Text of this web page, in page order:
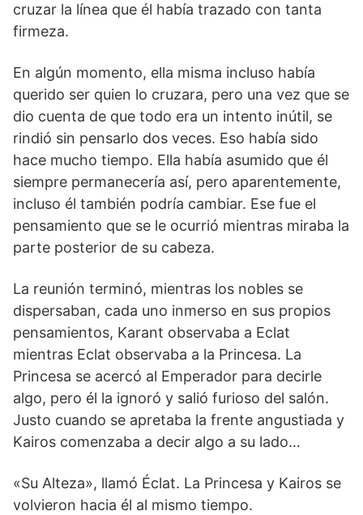
cruzar la línea que él había trazado con tanta
firmeza.
En algún momento, ella misma incluso había
querido ser quien lo cruzara, pero una vez que se
dio cuenta de que todo era un intento inútil, se
rindió sin pensarlo dos veces. Eso había sido
hace mucho tiempo. Ella había asumido que él
siempre permanecería así, pero aparentemente,
incluso él también podría cambiar. Ese fue el
pensamiento que se le ocurrió mientras miraba la
parte posterior de su cabeza.
La reunión terminó, mientras los nobles se
dispersaban, cada uno inmerso en sus propios
pensamientos, Karant observaba a Eclat
mientras Eclat observaba a la Princesa. La
Princesa se acercó al Emperador para decirle
algo, pero él la ignoró y salió furioso del salón.
Justo cuando se apretaba la frente angustiada y
Kairos comenzaba a decir algo a su lado…
«Su Alteza», llamó Éclat. La Princesa y Kairos se
volvieron hacia él al mismo tiempo.